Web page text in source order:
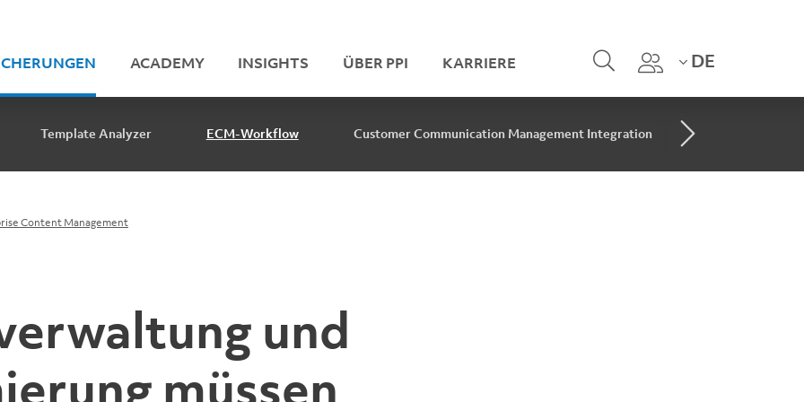
ACADEMY INSIGHTS ÜBER PPI KARRIERE DE
Template Analyzer ECM-Workflow Customer Communication Management Integration
Content Management
und
müssen